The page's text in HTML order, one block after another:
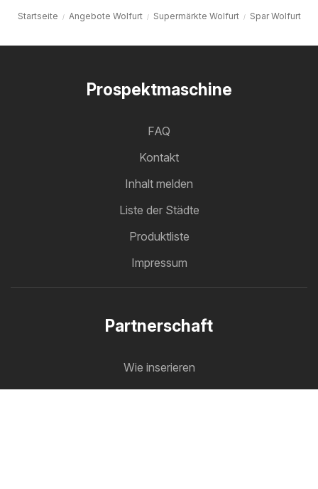
Startseite Angebote Wolfurt Supermärkte Wolfurt Spar Wolfurt
Prospektmaschine
FAQ
Kontakt
Inhalt melden
Liste der Städte
Produktliste
Impressum
Partnerschaft
Wie inserieren
B2B Bereich